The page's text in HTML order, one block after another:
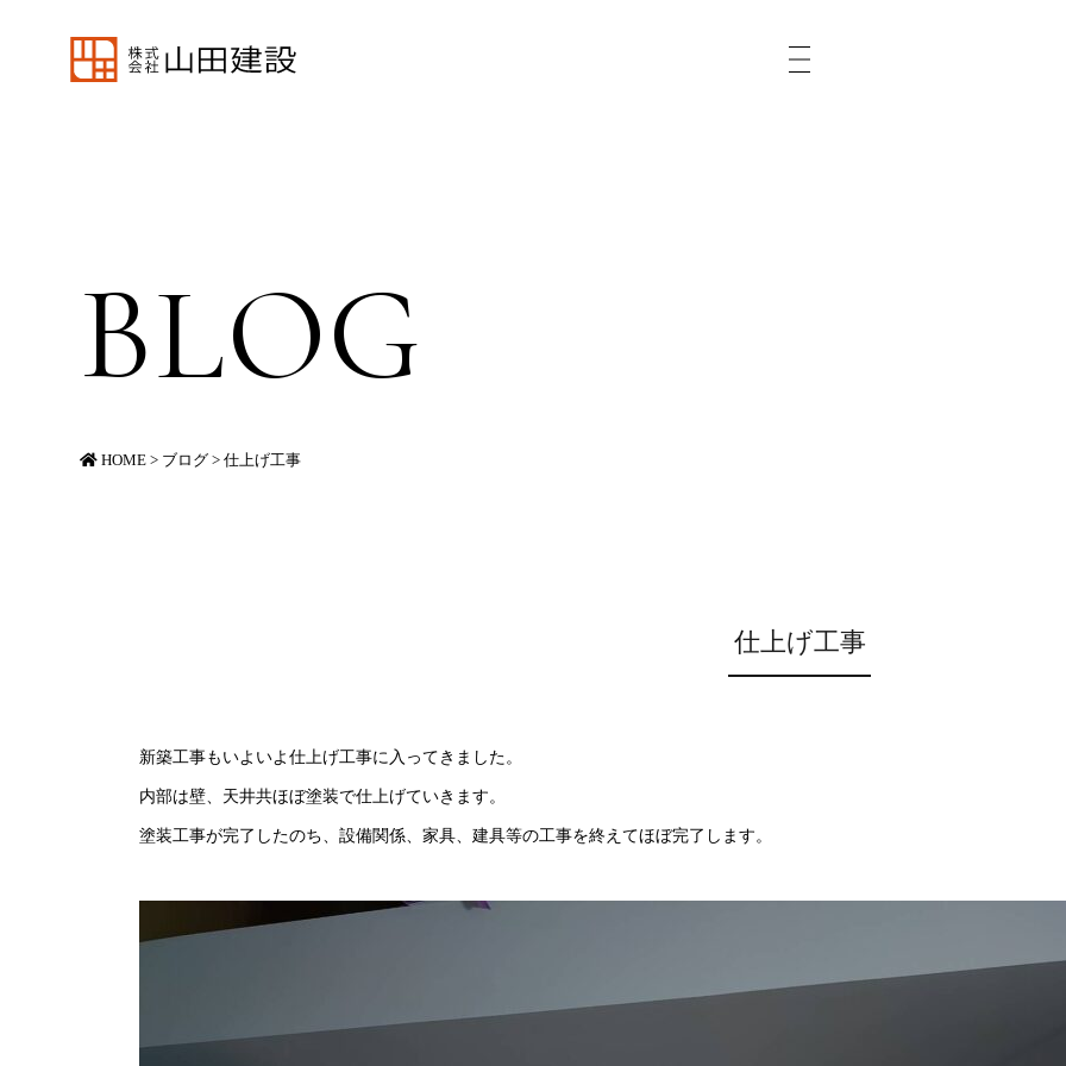
BLOG
HOME > ブログ >仕上げ工事
仕上げ工事
新築工事もいよいよ仕上げ工事に入ってきました。
内部は壁、天井共ほぼ塗装で仕上げていきます。
塗装工事が完了したのち、設備関係、家具、建具等の工事を終えてほぼ完了します。